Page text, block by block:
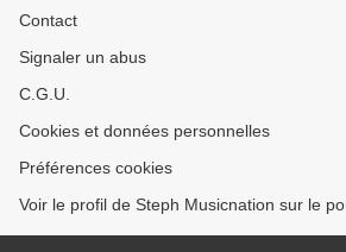
Contact
Signaler un abus
C.G.U.
Cookies et données personnelles
Préférences cookies
Voir le profil de Steph Musicnation sur le